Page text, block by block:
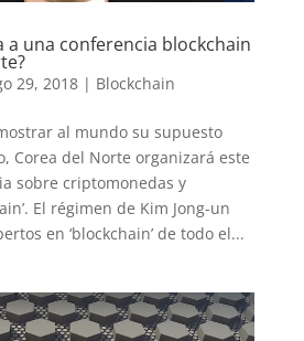
a una conferencia blockchain
29, 2018| Blockchain
al mundo su supuesto
Corea del Norte organizará este
sobre criptomonedas y
El régimen de Kim Jong-un
en ‘blockchain’ de todo el...